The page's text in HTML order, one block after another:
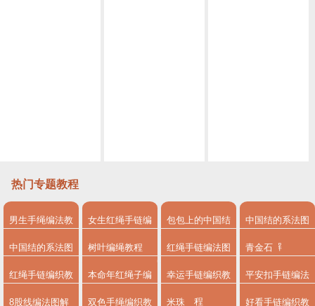
热门专题教程
男生手绳编法教
程
女生红绳手链编
法
包包上的中国结
系法图解
中国结的系法图
解
中国结的系法图
解，分享简单易
学的编绳入门制
树叶编绳教程 红绳手链编法图
解
青金石
红绳手链编织教
程
本命年红绳子编
法
幸运手链编织教
程
平安扣手链编法
8股线编法图解 双色手绳编织教 米珠 好看手链编织教